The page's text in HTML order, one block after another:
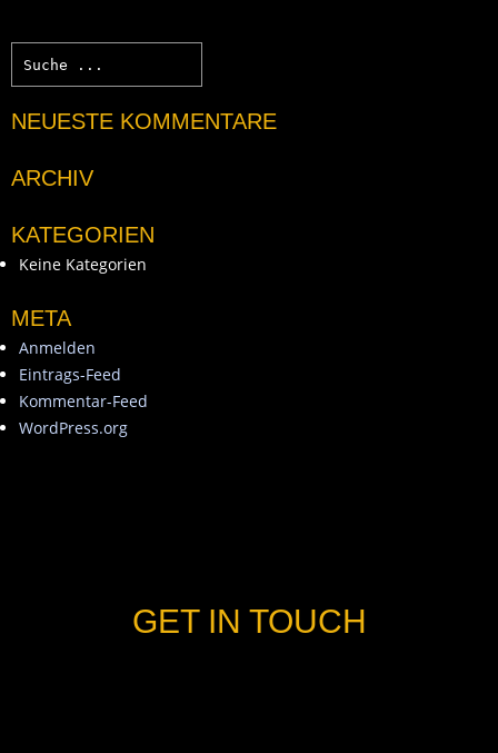
NEUESTE KOMMENTARE
ARCHIV
KATEGORIEN
Keine Kategorien
META
Anmelden
Eintrags-Feed
Kommentar-Feed
WordPress.org
GET IN TOUCH